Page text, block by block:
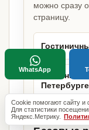
можно сразу
страницу.
Петербурге
Cookie помогают сайту и
Для статистики
Яндекс.Метрику.
WhatsApp